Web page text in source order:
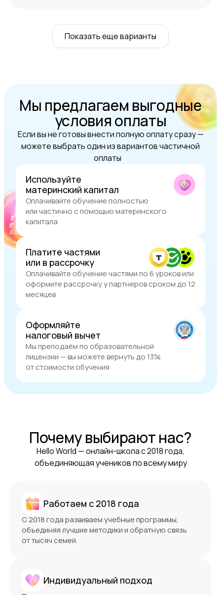
Показать еще варианты
Мы предлагаем выгодные
условия оплаты
Если вы не готовы внести полную оплату сразу —
можете выбрать один из вариантов частичной
оплаты
Используйте
материнский капитал
Оплачивайте обучение полностью
или частично с помощью материнского
капитала
Платите частями
или в рассрочку
Оплачивайте обучение частями по 6 уроков или
оформите рассрочку у партнеров сроком до 12
месяцев
Оформляйте
налоговый вычет
Мы преподаём по образовательной
лицензии — вы можете вернуть до 13%
от стоимости обучения
Почему выбирают нас?
Hello World — онлайн-школа с 2018 года,
объединяющая учеников по всему миру
Работаем с 2018 года
С 2018 года развиваем учебные программы,
объединяя лучшие методики и обратную связь
от тысяч семей.
Индивидуальный подход